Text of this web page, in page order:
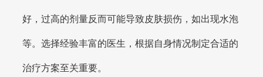
好，过高的剂量反而可能导致皮肤损伤，如出现水泡
等。选择经验丰富的医生，根据自身情况制定合适的
治疗方案至关重要。